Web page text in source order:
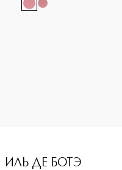
ИЛЬ ДЕ БОТЭ